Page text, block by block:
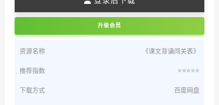
升级会员
资源名称 《课文背诵闯关表》
推荐指数 ⭐️⭐️⭐️⭐️⭐️
下载方式 百度网盘